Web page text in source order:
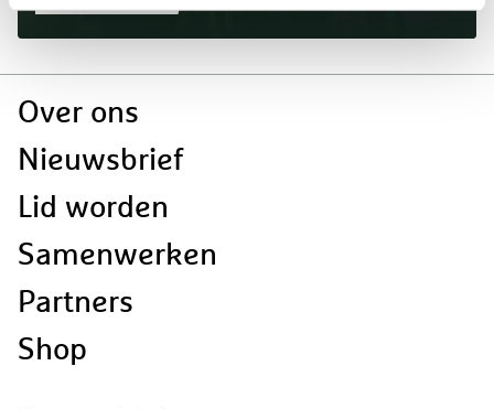
Doormat
Over ons
Nieuwsbrief
Lid worden
Samenwerken
Partners
Shop